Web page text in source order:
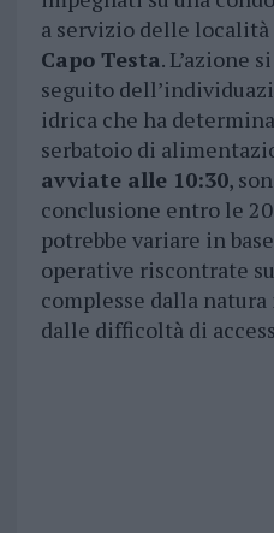
a servizio delle località
Capo Testa. L’azione
seguito
idrica che ha
serbatoio di
avviate alle 10:30,
conclusione entro le
potrebbe variare in
operative riscontrate
complesse dalla natura
dalle difficoltà di